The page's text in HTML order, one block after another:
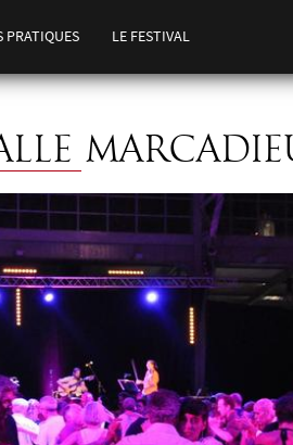
PRATIQUES LE FESTIVAL